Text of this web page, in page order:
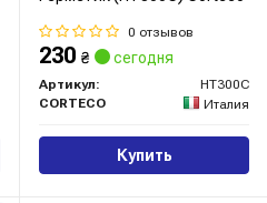
0 отзывов
230 ₴ сегодня
Артикул:
HT300C
CORTECO
Италия
Купить